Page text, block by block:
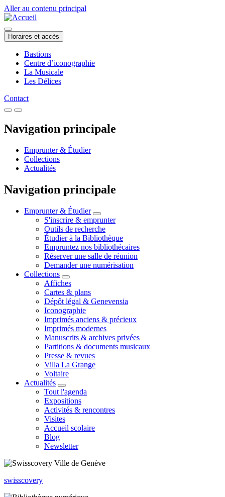
Aller au contenu principal
Horaires et accès
Bastions
Centre d’iconographie
La Musicale
Les Délices
Contact
Navigation principale
Emprunter & Étudier
Collections
Actualités
Navigation principale
Emprunter & Étudier
S'inscrire & emprunter
Outils de recherche
Étudier à la Bibliothèque
Empruntez nos bibliothécaires
Réserver une salle de réunion
Demander une numérisation
Collections
Affiches
Cartes & plans
Dépôt légal & Genevensia
Iconographie
Imprimés anciens & précieux
Imprimés modernes
Manuscrits & archives privées
Partitions & documents musicaux
Presse & revues
Villa La Grange
Voltaire
Actualités
Tout l'agenda
Expositions
Activités & rencontres
Visites
Accueil scolaire
Blog
Newsletter
swisscovery